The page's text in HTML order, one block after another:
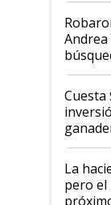
Andrea
toca a
Cuesta
La
pero el